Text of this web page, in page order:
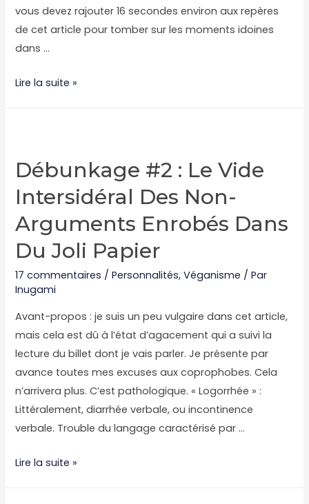
vous devez rajouter 16 secondes environ aux repères
de cet article pour tomber sur les moments idoines
dans …
Débunkage
l’invasion
des
nazis
zoophiles
Lire la suite »
Débunkage #2 : Le Vide
Intersidéral Des Non-
Arguments Enrobés Dans
Du Joli Papier
17 commentaires /Personnalités,Véganisme / Par
Inugami
Avant-propos : je suis un peu vulgaire dans cet article,
mais cela est dû à l’état d’agacement qui a suivi la
lecture du billet dont je vais parler. Je présente par
avance toutes mes excuses aux coprophobes. Cela
n’arrivera plus. C’est pathologique. « Logorrhée » :
Littéralement, diarrhée verbale, ou incontinence
verbale. Trouble du langage caractérisé par …
Débunkage
Lire la suite »